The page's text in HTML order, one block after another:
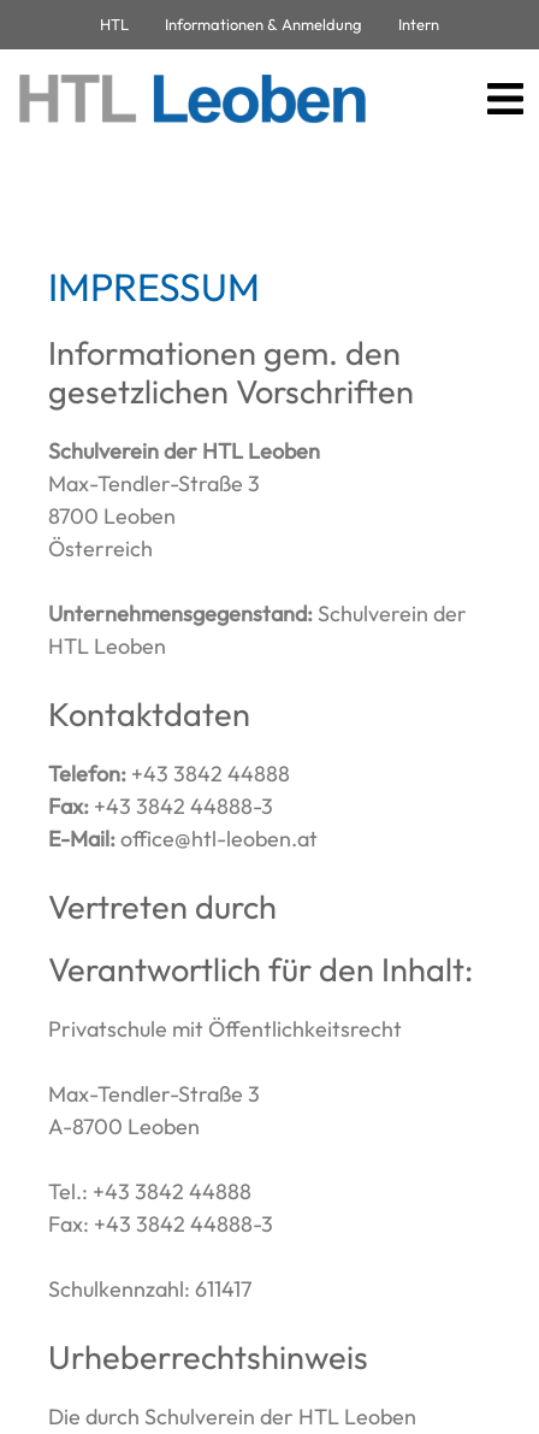
HTL Informationen & Anmeldung Intern
IMPRESSUM
Informationen gem. den
gesetzlichen Vorschriften
Schulverein der HTL Leoben
Max-Tendler-Straße 3
8700 Leoben
Österreich
Unternehmensgegenstand: Schulverein der
HTL Leoben
Kontaktdaten
Telefon: +43 3842 44888
Fax: +43 3842 44888-3
E-Mail:office@htl-leoben.at
Vertreten durch
Verantwortlich für den Inhalt:
Privatschule mit Öffentlichkeitsrecht
Max-Tendler-Straße 3
A-8700 Leoben
Tel.: +43 3842 44888
Fax: +43 3842 44888-3
Schulkennzahl: 611417
Urheberrechtshinweis
Die durch Schulverein der HTL Leoben